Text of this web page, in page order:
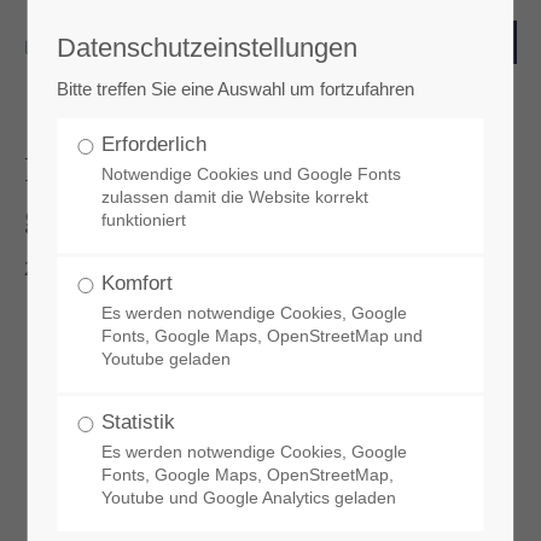
Login
Register|Lost your password?
Passivhaustagung online: Jetzt
geht’s richtig los
2020-09-22 16:15
Datenschutzeinstellungen
Bitte treffen Sie eine Auswahl um fortzufahren
Erforderlich
Notwendige Cookies und Google Fonts
zulassen damit die Website korrekt
funktioniert
Komfort
Es werden notwendige Cookies, Google
Fonts, Google Maps, OpenStreetMap und
Youtube geladen
Statistik
Es werden notwendige Cookies, Google
Fonts, Google Maps, OpenStreetMap,
Youtube und Google Analytics geladen